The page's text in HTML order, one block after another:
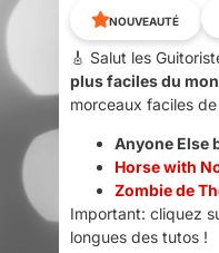
NOUVEAUTÉ
🎸 Salut les
plus faciles du
morceaux faciles
Anyone Else
Horse with
Zombie de
Important: cliquez
longues des tutos !